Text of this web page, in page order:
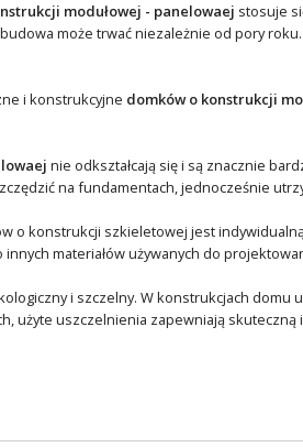
modułowej - panelowaej stosuje
może trwać niezależnie od pory
i konstrukcyjne domków o konstrukcji
nie odkształcają się i są znacznie
na fundamentach, jednocześnie
o konstrukcji szkieletowej jest
materiałów używanych do
i szczelny. W konstrukcjach domu
użyte uszczelnienia zapewniają